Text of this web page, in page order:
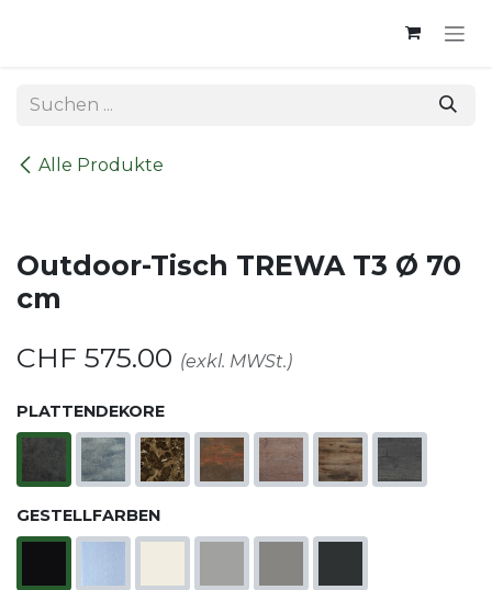
Alle Produkte
Outdoor-Tisch TREWA T3 Ø 70
cm
CHF 575.00 (exkl. MWSt.)
PLATTENDEKORE
GESTELLFARBEN